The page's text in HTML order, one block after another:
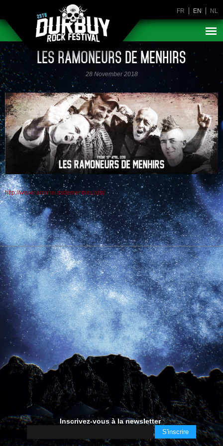
FR EN NL
LES RAMONEURS DE MENHIRS
28 November 2018
http://www.ramoneursdemenhirs.bzh/
Inscrivez-vous à la newsletter